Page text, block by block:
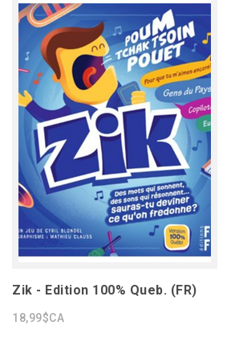
Zik - Edition 100% Queb. (FR)
18,99$CA